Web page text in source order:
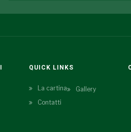
QUICK LINKS
La cartina
Gallery
Contatti